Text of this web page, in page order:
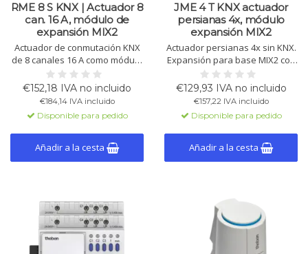
RME 8 S KNX | Actuador 8
can. 16 A, módulo de
expansión MIX2
Actuador de conmutación KNX
de 8 canales 16 A como módulo
de expansión MIX2. Amplía un
módulo base. Solo funciona
con un módulo base MIX2.
€152,18 IVA no incluido
€184,14 IVA incluido
Disponible para pedido
Añadir a la cesta
JME 4 T KNX actuador
persianas 4x, módulo
expansión MIX2
Actuador persianas 4x sin KNX.
Expansión para base MIX2 con
lógica KNX. Para persianas y
ventilación. Corriente de
conmutación 6 A/canal.
€129,93 IVA no incluido
€157,22 IVA incluido
Disponible para pedido
Añadir a la cesta